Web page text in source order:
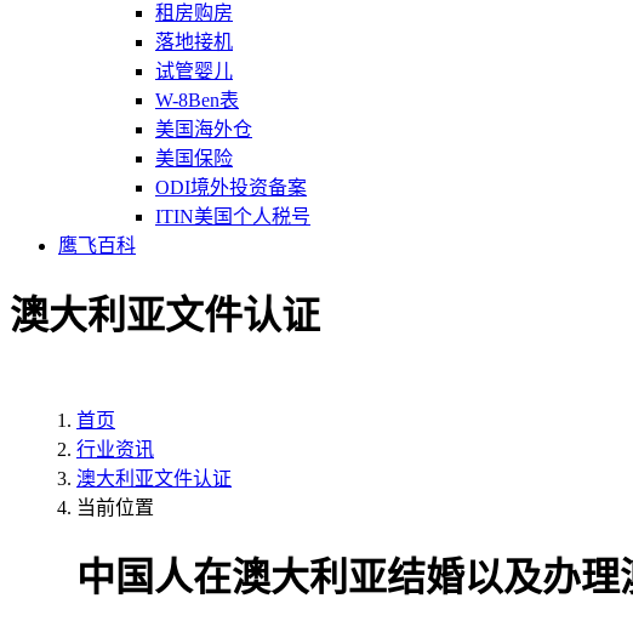
租房购房
落地接机
试管婴儿
W-8Ben表
美国海外仓
美国保险
ODI境外投资备案
ITIN美国个人税号
鹰飞百科
澳大利亚文件认证
首页
行业资讯
澳大利亚文件认证
当前位置
中国人在澳大利亚结婚以及办